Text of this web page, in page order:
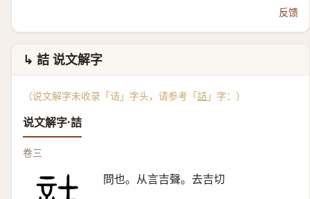
反馈
↳ 詰 说文解字
（说文解字未收录「诘」字头，请参考「詰 」字：）
说文解字·詰
卷三
問也。从言吉聲。去吉切